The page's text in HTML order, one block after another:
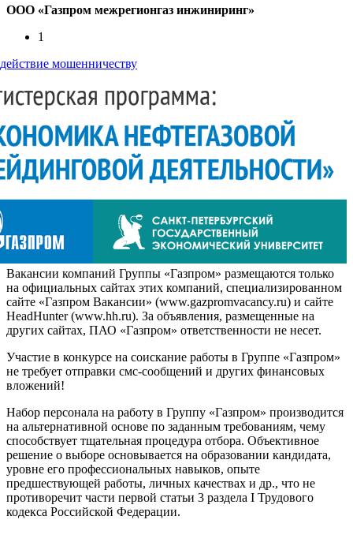
ООО «Газпром межрегионгаз инжиниринг»
1
мошенничеству
Вакансии компаний Группы «Газпром» размещаются только
на официальных сайтах этих компаний, специализированном
сайте «Газпром Вакансии» (www.gazpromvacancy.ru) и сайте
HeadHunter (www.hh.ru). За объявления, размещенные на
других сайтах, ПАО «Газпром» ответственности не несет.
Участие в конкурсе на соискание работы в Группе «Газпром»
не требует отправки смс-сообщений и других финансовых
вложений!
Набор персонала на работу в Группу «Газпром» производится
на альтернативной основе по заданным требованиям, чему
способствует тщательная процедура отбора. Объективное
решение о выборе основывается на образовании кандидата,
уровне его профессиональных навыков, опыте
предшествующей работы, личных качествах и др., что не
противоречит части первой статьи 3 раздела I Трудового
кодекса Российской Федерации.